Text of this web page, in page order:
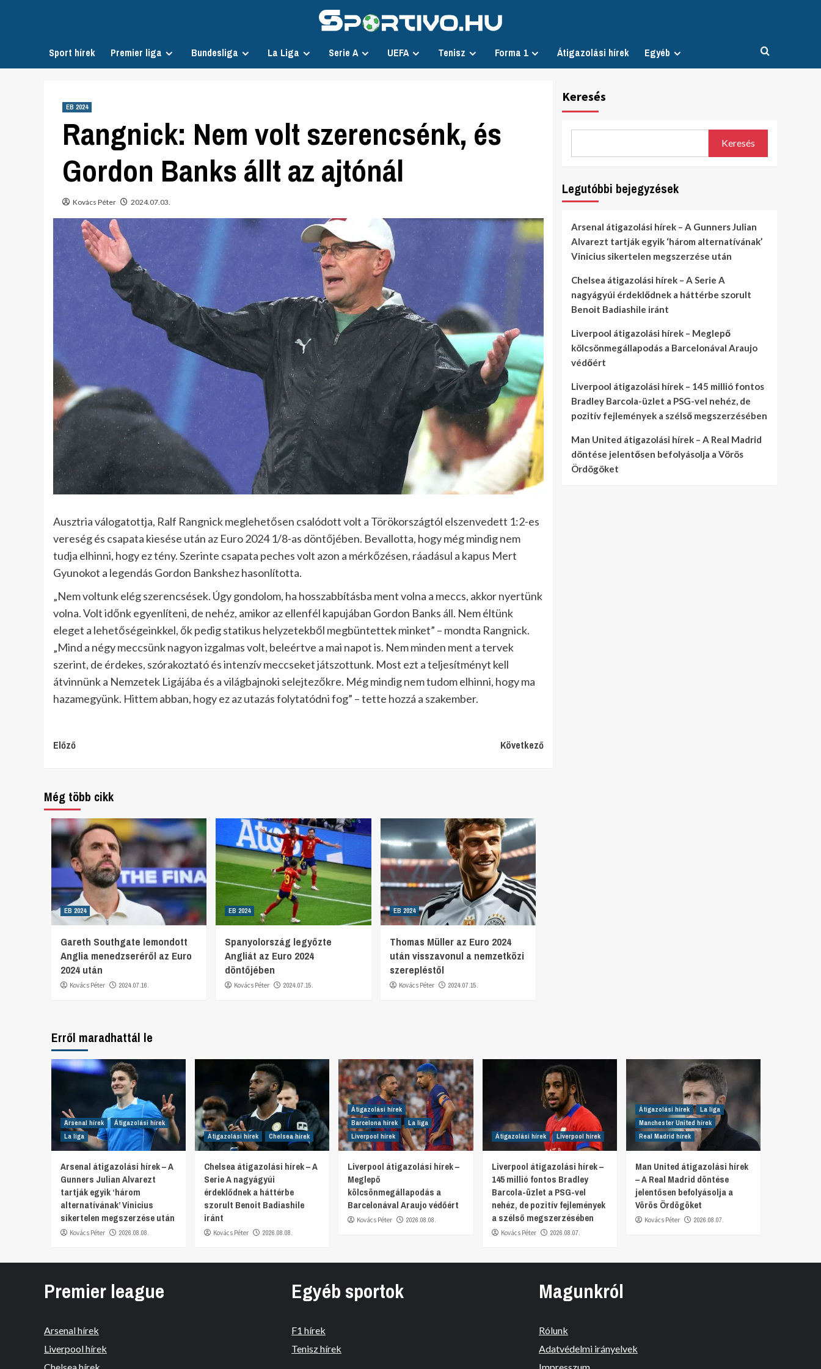
Sport hírek Premier liga Bundesliga La Liga Serie A UEFA Tenisz Forma 1 Átigazolási hírek Egyéb
EB 2024
Rangnick: Nem volt szerencsénk, és
Gordon Banks állt az ajtónál
Kovács Péter 2024.07.03.
Ausztria válogatottja, Ralf Rangnick meglehetősen csalódott volt a Törökországtól elszenvedett 1:2-es
vereség és csapata kiesése után az Euro 2024 1/8-as döntőjében. Bevallotta, hogy még mindig nem
tudja elhinni, hogy ez tény. Szerinte csapata peches volt azon a mérkőzésen, ráadásul a kapus Mert
Gyunokot a legendás Gordon Bankshez hasonlította.
„Nem voltunk elég szerencsések. Úgy gondolom, ha hosszabbításba ment volna a meccs, akkor nyertünk
volna. Volt időnk egyenlíteni, de nehéz, amikor az ellenfél kapujában Gordon Banks áll. Nem éltünk
eleget a lehetőségeinkkel, ők pedig statikus helyzetekből megbüntettek minket” – mondta Rangnick.
„Mind a négy meccsünk nagyon izgalmas volt, beleértve a mai napot is. Nem minden ment a tervek
szerint, de érdekes, szórakoztató és intenzív meccseket játszottunk. Most ezt a teljesítményt kell
átvinnünk a Nemzetek Ligájába és a világbajnoki selejtezőkre. Még mindig nem tudom elhinni, hogy ma
hazamegyünk. Hittem abban, hogy ez az utazás folytatódni fog” – tette hozzá a szakember.
Continue
Előző Következő
Még több cikk
EB 2024
Gareth Southgate lemondott
Anglia menedzseréről az Euro
2024 után
Kovács Péter 2024.07.16.
EB 2024
Spanyolország legyőzte
Angliát az Euro 2024
döntőjében
Kovács Péter 2024.07.15.
EB 2024
Thomas Müller az Euro 2024
után visszavonul a nemzetközi
szerepléstől
Kovács Péter 2024.07.15.
Keresés
Keresés
Legutóbbi bejegyzések
Arsenal átigazolási hírek – A Gunners Julian
Alvarezt tartják egyik ‘három alternatívának’
Vinicius sikertelen megszerzése után
Chelsea átigazolási hírek – A Serie A
nagyágyúi érdeklődnek a háttérbe szorult
Benoit Badiashile iránt
Liverpool átigazolási hírek – Meglepő
kölcsönmegállapodás a Barcelonával Araujo
védőért
Liverpool átigazolási hírek – 145 millió fontos
Bradley Barcola-üzlet a PSG-vel nehéz, de
pozitív fejlemények a szélső megszerzésében
Man United átigazolási hírek – A Real Madrid
döntése jelentősen befolyásolja a Vörös
Ördögöket
Erről maradhattál le
Arsenal hírek
Átigazolási hírek
La liga
Arsenal átigazolási hírek – A
Gunners Julian Alvarezt
tartják egyik ‘három
alternatívának’ Vinicius
sikertelen megszerzése után
Kovács Péter 2026.08.08.
Átigazolási hírek Chelsea hírek
Chelsea átigazolási hírek – A
Serie A nagyágyúi
érdeklődnek a háttérbe
szorult Benoit Badiashile
iránt
Kovács Péter 2026.08.08.
Átigazolási hírek
Barcelona hírek
La liga
Liverpool hírek
Liverpool átigazolási hírek –
Meglepő
kölcsönmegállapodás a
Barcelonával Araujo védőért
Kovács Péter 2026.08.08.
Átigazolási hírek Liverpool hírek
Liverpool átigazolási hírek –
145 millió fontos Bradley
Barcola-üzlet a PSG-vel
nehéz, de pozitív fejlemények
a szélső megszerzésében
Kovács Péter 2026.08.07.
Átigazolási hírek
La liga
Manchester United hírek
Real Madrid hírek
Man United átigazolási hírek
– A Real Madrid döntése
jelentősen befolyásolja a
Vörös Ördögöket
Kovács Péter 2026.08.07.
Premier league
Arsenal hírek
Liverpool hírek
Chelsea hírek
Egyéb sportok
F1 hírek
Tenisz hírek
Magunkról
Rólunk
Adatvédelmi irányelvek
Impresszum